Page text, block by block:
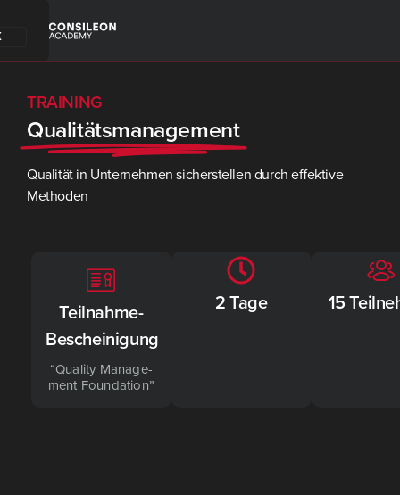
TRAINING
Qualitätsmanagement
Qualität in Unternehmen sicherstellen durch effektive
Methoden
Teilnahme-
Bescheinigung
“Qua­li­ty Manage­
ment Foun­da­ti­on”
2 Tage 15